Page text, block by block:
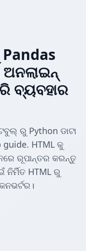
ଅନଲାଇନ୍
ବ୍ୟବହାର
ରୁ Python ଡାଟା
HTML କୁ
ରୂପାନ୍ତର କରନ୍ତୁ
HTML ରୁ